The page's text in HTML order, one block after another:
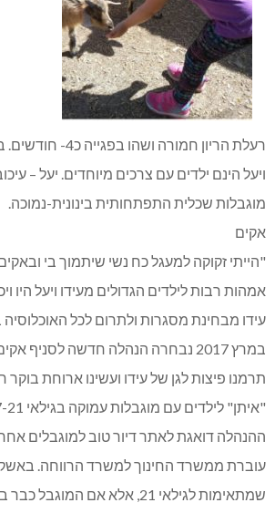
רעלת הריון חמורה
ויעל הינם ילדים עם צרכים מיוחדים. יעל –
מוגבלות שכלית התפתחותית בינונית-נמוכה.
אקים
"הייתי זקוקה למעגל כח נשי שיתמוך בי
אמהות רבות לילדים הגדולים מעידו ויעל היו
עידו מבחינת מסגרות ולתרום לכל האוכלוסיה
במרץ 2017 נבחרה הנהלה חדשה לסניף
תרמנו פיצות לגן של עידו ועשינו ארוחת
"איתן" לילדים עם מוגבלות עמוקה בגילאי 7-21.
עוברת ממשרד החינוך למשרד הרווחה.
שמתאימות לגילאי 21, אלא אם המוגבל כבר בעל תפקוד עצמאי.